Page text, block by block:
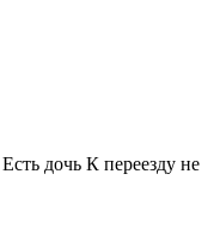
дочь К переезду не